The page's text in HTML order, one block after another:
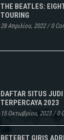
THE BEATLES:
TOURING
28 Απριλίου, 2022/0
DAFTAR SITUS
TERPERCAYA 2023
15 Οκτωβρίου, 2023/0
BETEBET GIRIS